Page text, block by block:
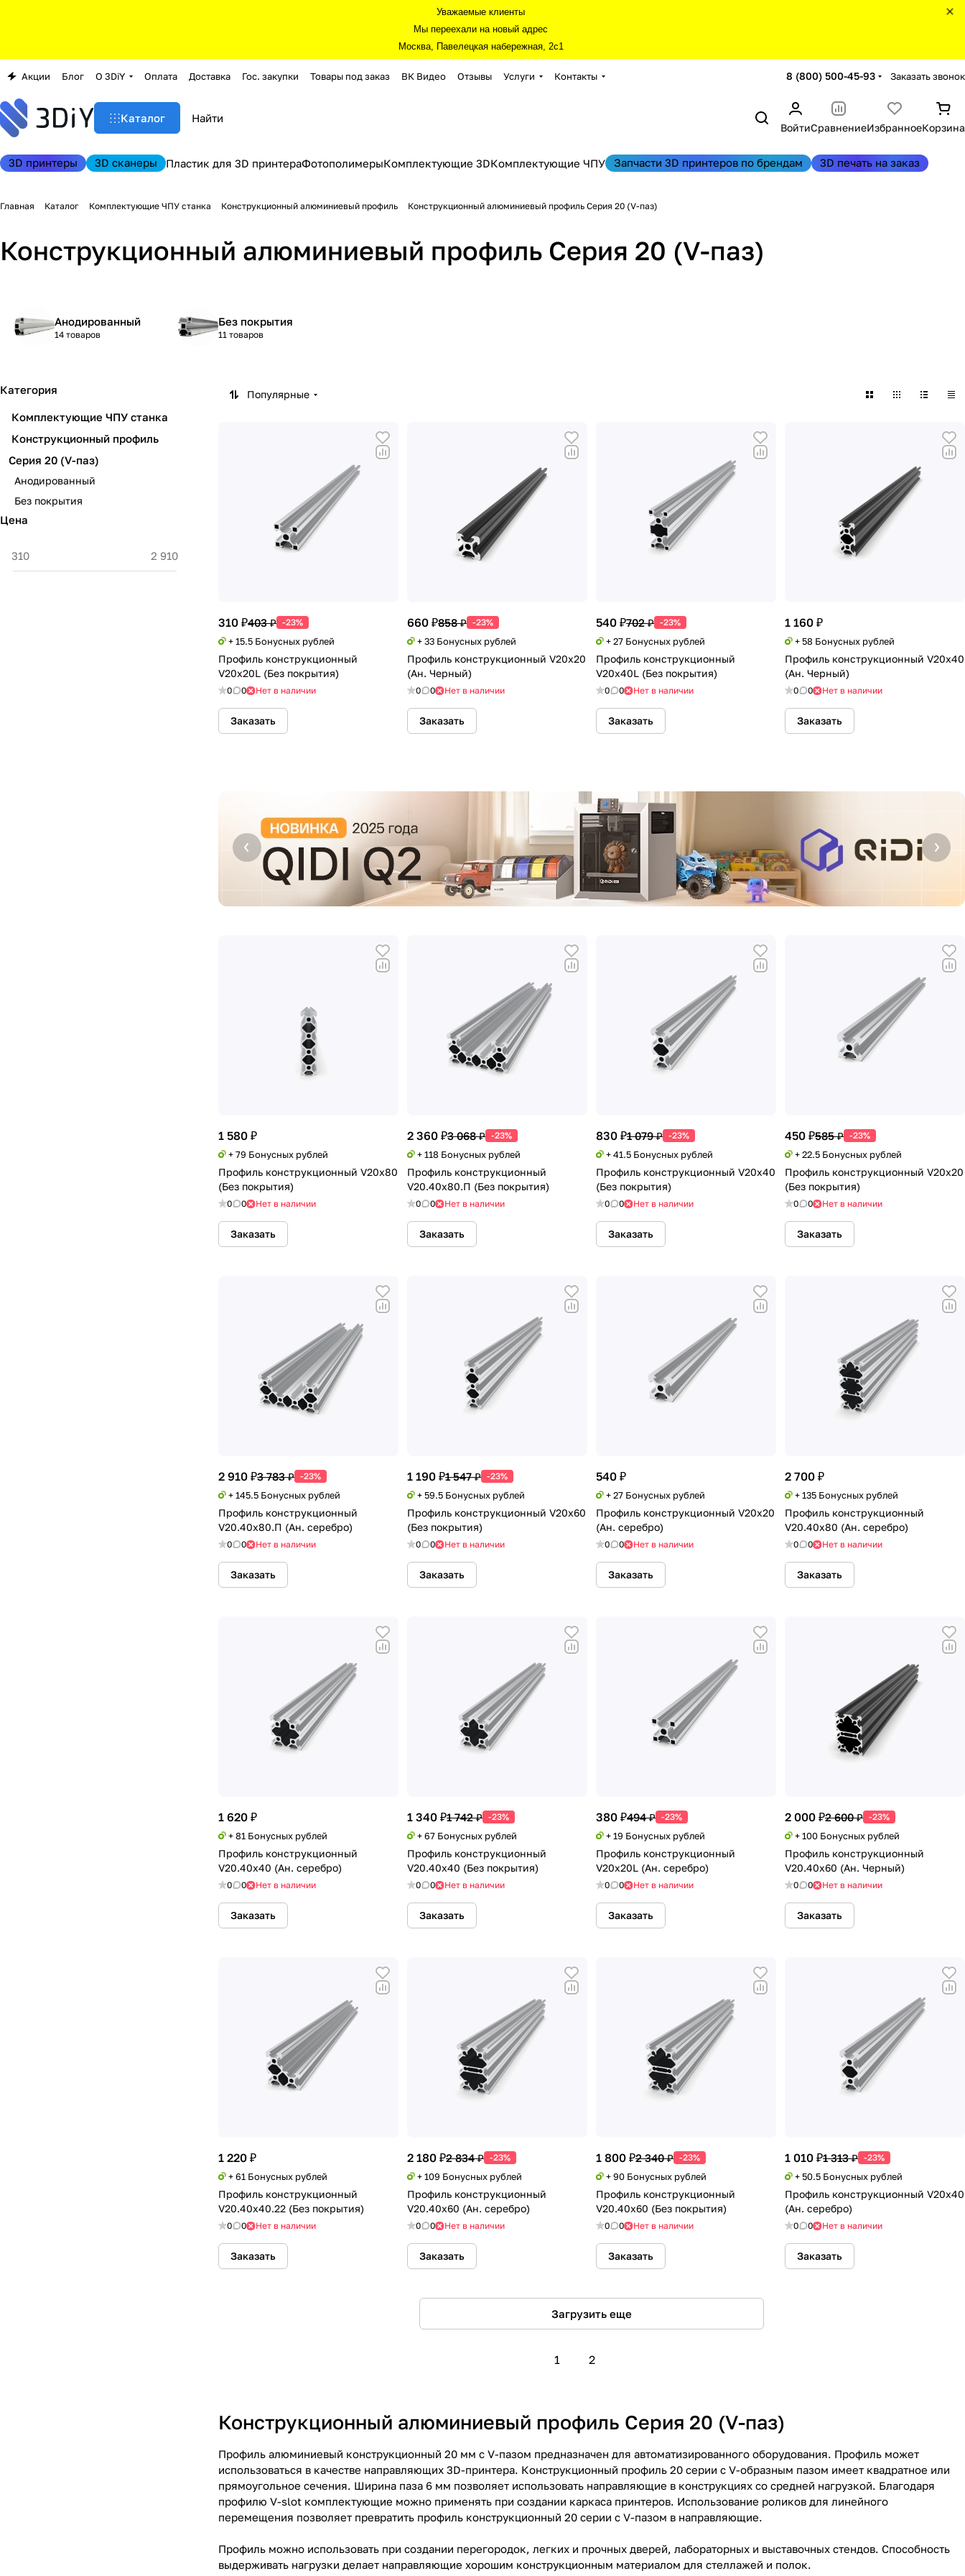
Уважаемые клиенты
Мы переехали на новый адрес
Москва, Павелецкая набережная, 2с1
Акции Блог О 3DiY Оплата Доставка Гос. закупки Товары под заказ ВК Видео Отзывы Услуги Контакты 8 (800) 500-45-93 Заказать звонок
Каталог
ВойтиСравнениеИзбранноеКорзина
3D принтеры 3D сканеры Пластик для 3D принтераФотополимерыКомплектующие 3DКомплектующие ЧПУ Запчасти 3D принтеров по брендам 3D печать на заказ
Главная Каталог Комплектующие ЧПУ станка Конструкционный алюминиевый профиль Конструкционный алюминиевый профиль Серия 20 (V-паз)
Конструкционный алюминиевый профиль Серия 20 (V-паз)
Анодированный
14 товаров
Без покрытия
11 товаров
Популярные
310 ₽403 ₽ -23%
+ 15.5 Бонусных рублей
Профиль конструкционный
V20х20L (Без покрытия)
0 0 Нет в наличии
Заказать
660 ₽858 ₽ -23%
+ 33 Бонусных рублей
Профиль конструкционный V20х20
(Ан. Черный)
0 0 Нет в наличии
Заказать
540 ₽702 ₽ -23%
+ 27 Бонусных рублей
Профиль конструкционный
V20х40L (Без покрытия)
0 0 Нет в наличии
Заказать
1 160 ₽
+ 58 Бонусных рублей
Профиль конструкционный V20х40
(Ан. Черный)
0 0 Нет в наличии
Заказать
1 580 ₽
+ 79 Бонусных рублей
Профиль конструкционный V20х80
(Без покрытия)
0 0 Нет в наличии
Заказать
2 360 ₽3 068 ₽ -23%
+ 118 Бонусных рублей
Профиль конструкционный
V20.40х80.П (Без покрытия)
0 0 Нет в наличии
Заказать
830 ₽1 079 ₽ -23%
+ 41.5 Бонусных рублей
Профиль конструкционный V20х40
(Без покрытия)
0 0 Нет в наличии
Заказать
450 ₽585 ₽ -23%
+ 22.5 Бонусных рублей
Профиль конструкционный V20х20
(Без покрытия)
0 0 Нет в наличии
Заказать
2 910 ₽3 783 ₽ -23%
+ 145.5 Бонусных рублей
Профиль конструкционный
V20.40х80.П (Ан. серебро)
0 0 Нет в наличии
Заказать
1 190 ₽1 547 ₽ -23%
+ 59.5 Бонусных рублей
Профиль конструкционный V20х60
(Без покрытия)
0 0 Нет в наличии
Заказать
540 ₽
+ 27 Бонусных рублей
Профиль конструкционный V20х20
(Ан. серебро)
0 0 Нет в наличии
Заказать
2 700 ₽
+ 135 Бонусных рублей
Профиль конструкционный
V20.40х80 (Ан. серебро)
0 0 Нет в наличии
Заказать
1 620 ₽
+ 81 Бонусных рублей
Профиль конструкционный
V20.40х40 (Ан. серебро)
0 0 Нет в наличии
Заказать
1 340 ₽1 742 ₽ -23%
+ 67 Бонусных рублей
Профиль конструкционный
V20.40х40 (Без покрытия)
0 0 Нет в наличии
Заказать
380 ₽494 ₽ -23%
+ 19 Бонусных рублей
Профиль конструкционный
V20х20L (Ан. серебро)
0 0 Нет в наличии
Заказать
2 000 ₽2 600 ₽ -23%
+ 100 Бонусных рублей
Профиль конструкционный
V20.40х60 (Ан. Черный)
0 0 Нет в наличии
Заказать
1 220 ₽
+ 61 Бонусных рублей
Профиль конструкционный
V20.40х40.22 (Без покрытия)
0 0 Нет в наличии
Заказать
2 180 ₽2 834 ₽ -23%
+ 109 Бонусных рублей
Профиль конструкционный
V20.40х60 (Ан. серебро)
0 0 Нет в наличии
Заказать
1 800 ₽2 340 ₽ -23%
+ 90 Бонусных рублей
Профиль конструкционный
V20.40х60 (Без покрытия)
0 0 Нет в наличии
Заказать
1 010 ₽1 313 ₽ -23%
+ 50.5 Бонусных рублей
Профиль конструкционный V20х40
(Ан. серебро)
0 0 Нет в наличии
Заказать
Загрузить еще
1 2
Конструкционный алюминиевый профиль Серия 20 (V-паз)
Профиль алюминиевый конструкционный 20 мм с V-пазом предназначен для автоматизированного оборудования. Профиль может
использоваться в качестве направляющих 3D-принтера. Конструкционный профиль 20 серии с V-образным пазом имеет квадратное или
прямоугольное сечения. Ширина паза 6 мм позволяет использовать направляющие в конструкциях со средней нагрузкой. Благодаря
профилю V-slot комплектующие можно применять при создании каркаса принтеров. Использование роликов для линейного
перемещения позволяет превратить профиль конструкционный 20 серии с V-пазом в направляющие.
Профиль можно использовать при создании перегородок, легких и прочных дверей, лабораторных и выставочных стендов. Способность
выдерживать нагрузки делает направляющие хорошим конструкционным материалом для стеллажей и полок.
Категория
Комплектующие ЧПУ станка
Конструкционный профиль
Серия 20 (V-паз)
Анодированный
Без покрытия
Цена